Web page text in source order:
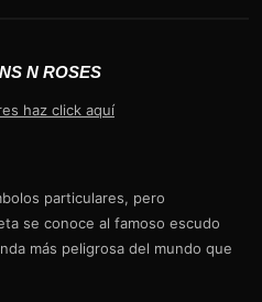
N ROSES
haz click aquí
particulares, pero
se conoce al famoso escudo
más peligrosa del mundo que